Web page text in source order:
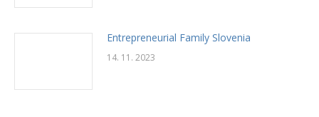
Entrepreneurial Family Slovenia
14. 11. 2023